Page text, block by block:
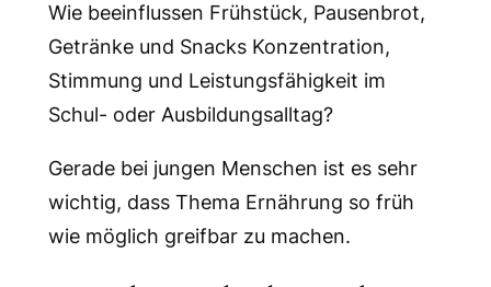
Wie beeinflussen Frühstück, Pausenbrot,
Getränke und Snacks Konzentration,
Stimmung und Leistungsfähigkeit im
Schul- oder Ausbildungsalltag?
Gerade bei jungen Menschen ist es sehr
wichtig, dass Thema Ernährung so früh
wie möglich greifbar zu machen.